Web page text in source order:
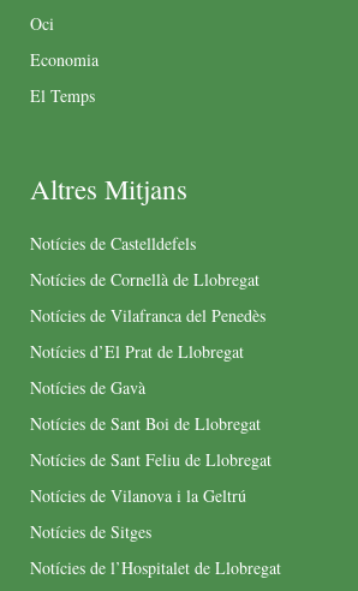
Oci
Economia
El Temps
Altres Mitjans
Notícies de Castelldefels
Notícies de Cornellà de Llobregat
Notícies de Vilafranca del Penedès
Notícies d’El Prat de Llobregat
Notícies de Gavà
Notícies de Sant Boi de Llobregat
Notícies de Sant Feliu de Llobregat
Notícies de Vilanova i la Geltrú
Notícies de Sitges
Notícies de l’Hospitalet de Llobregat